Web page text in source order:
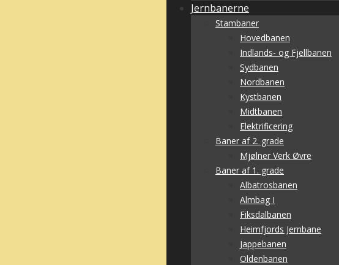
Jernbanerne
Stambaner
Hovedbanen
Indlands- og Fjellbanen
Sydbanen
Nordbanen
Kystbanen
Midtbanen
Elektrificering
Baner af 2. grade
Mjølner Verk Øvre
Baner af 1. grade
Albatrosbanen
Almbag I
Fiksdalbanen
Heimfjords Jernbane
Jappebanen
Oldenbanen